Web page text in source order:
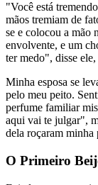
"Você está
mãos tremiam de
se e colocou a mão
envolvente, e um
ter medo", disse
Minha esposa se
pelo meu peito.
perfume familiar
aqui vai te julgar",
dela roçaram minha
O Primeiro